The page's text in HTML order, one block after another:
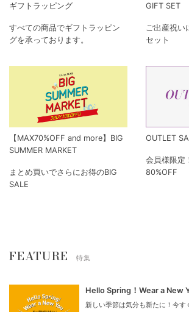
ギフトラッピング
すべての商品でギフトラッピン
グを承っております。
GIFT SET
ご出産祝い
セット
【MAX70%OFF and more】BIG
SUMMER MARKET
まとめ買いでさらにお得のBIG
SALE
OUTLET
会員様限定
80%OFF
FEATURE 特集
Hello Spring！Wear a New
新しい季節は気分も新たに！今す